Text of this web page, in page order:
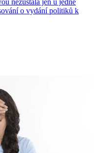
o vydání politiků k